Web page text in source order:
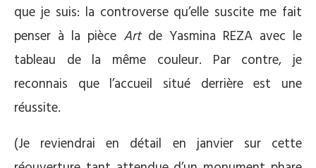
que je suis: la controverse qu’elle suscite me fait
penser à la pièce Artde Yasmina REZA avec le
tableau de la même couleur. Par contre, je
reconnais que l’accueil situé derrière est une
réussite.
(Je reviendrai en détail en janvier sur cette